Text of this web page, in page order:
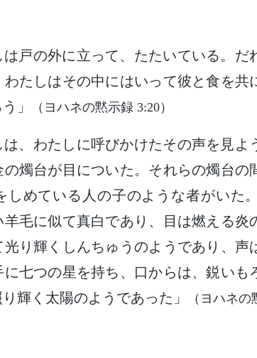
は戸の外に立って、たたいている。
たしはその中にはいって彼と食を共
」
（ヨハネの黙示録 3:20）
は、わたしに呼びかけたその声を見
の燭台が目についた。それらの燭台の
しめている人の子のような者がいた
毛に似て真白であり、目は燃える炎
り輝くしんちゅうのようであり、声
七つの星を持ち、口からは、鋭いも
輝く太陽のようであった」
（ヨハネの